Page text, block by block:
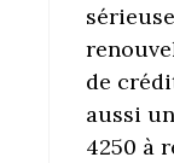
de
aussi
4250 à